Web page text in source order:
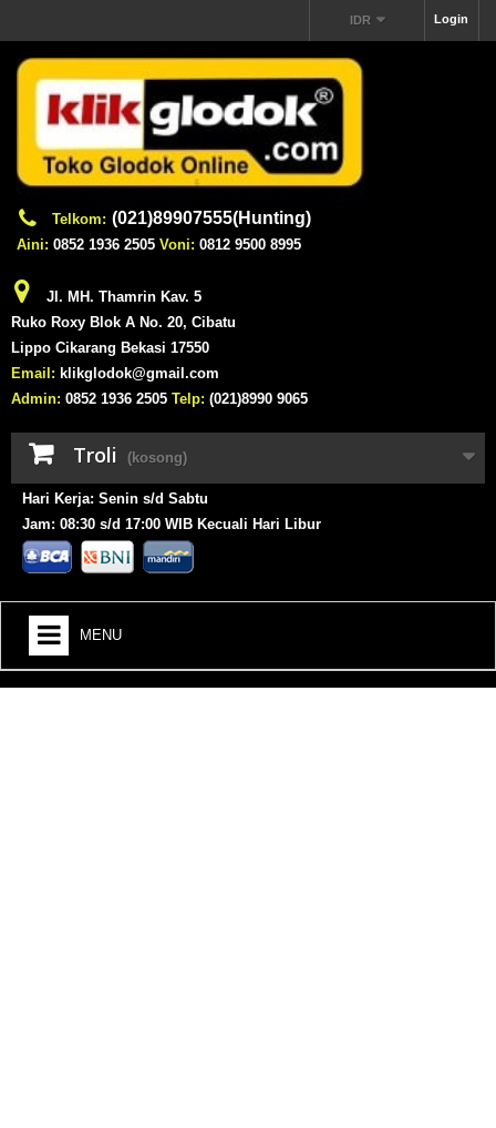
Login
IDR
Telkom: (021)89907555(Hunting)
Aini: 0852 1936 2505 Voni: 0812 9500 8995
Jl. MH. Thamrin Kav. 5
Ruko Roxy Blok A No. 20, Cibatu
Lippo Cikarang Bekasi 17550
Email: klikglodok@gmail.com
Admin: 0852 1936 2505 Telp: (021)8990 9065
Troli (kosong)
Hari Kerja: Senin s/d Sabtu
Jam: 08:30 s/d 17:00 WIB Kecuali Hari Libur
MENU